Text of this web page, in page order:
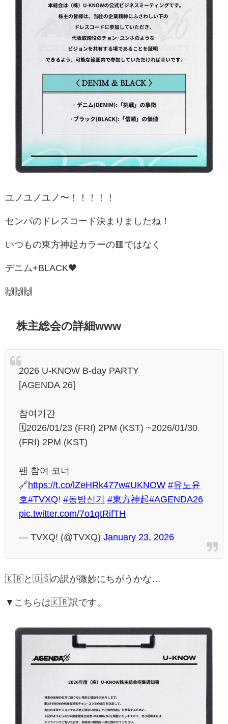
ユノユノユノ〜！！！！！
センパのドレスコード決まりましたね！
いつもの東方神起カラーの🟥ではなく
デニム+BLACK🖤
🙌🙌🙌
株主総会の詳細www
2026 U-KNOW B-day PARTY
[AGENDA 26]
참여기간
🗓️2026/01/23 (FRI) 2PM (KST) ~2026/01/30
(FRI) 2PM (KST)
팬 참여 코너
🔗https://t.co/lZeHRk477w#UKNOW #유노윤
호#TVXQ! #동방신기 #東方神起#AGENDA26
pic.twitter.com/7o1qtRifTH
— TVXQ! (@TVXQ) January 23, 2026
🇰🇷と🇺🇸の訳が微妙にちがうかな…
▼こちらは🇰🇷訳です。